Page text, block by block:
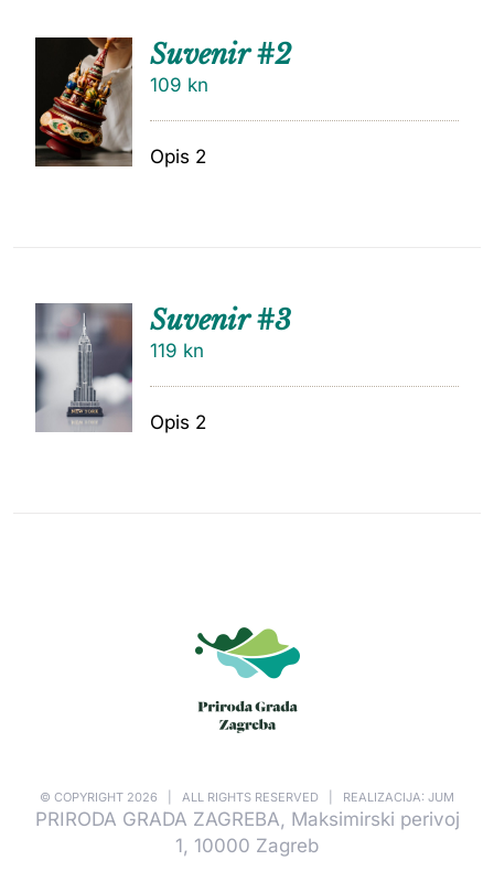
DODAJ
U
KOŠARI
CU
Suvenir #2
109 kn
Opis 2
DODAJ
Suvenir #3
119 kn
Opis 2
© COPYRIGHT 2026 | ALL RIGHTS RESERVED | REALIZACIJA: JUM
PRIRODA GRADA ZAGREBA, Maksimirski perivoj
1, 10000 Zagreb